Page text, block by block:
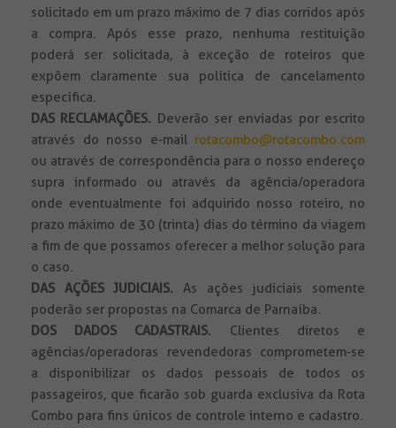
solicitado em um prazo máximo de 7 dias corridos após
a compra. Após esse prazo, nenhuma restituição
poderá ser solicitada, à exceção de roteiros que
expõem claramente sua política de cancelamento
específica.
DAS RECLAMAÇÕES. Deverão ser enviadas por escrito
através do nosso e-mail rotacombo@rotacombo.com
ou através de correspondência para o nosso endereço
supra informado ou através da agência/operadora
onde eventualmente foi adquirido nosso roteiro, no
prazo máximo de 30 (trinta) dias do término da viagem
a fim de que possamos oferecer a melhor solução para
o caso.
DAS AÇÕES JUDICIAIS. As ações judiciais somente
poderão ser propostas na Comarca de Parnaíba.
DOS DADOS CADASTRAIS. Clientes diretos e
agências/operadoras revendedoras comprometem-se
a disponibilizar os dados pessoais de todos os
passageiros, que ficarão sob guarda exclusiva da Rota
Combo para fins únicos de controle interno e cadastro.